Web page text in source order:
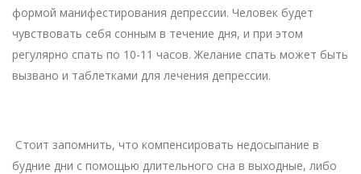
формой манифестирования депрессии. Человек будет
чувствовать себя сонным в течение дня, и при этом
регулярно спать по 10-11 часов. Желание спать может быть
вызвано и таблетками для лечения депрессии.
Стоит запомнить, что компенсировать недосыпание в
будние дни с помощью длительного сна в выходные, либо